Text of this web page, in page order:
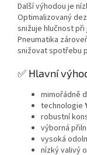
Další výhodou je
Optimalizovaný
snižuje hlučnost
Pneumatika
snižovat spotřebu
✅ Hlavní
mimořádně
technologie
robustní
výborná
vysoká
nízký valivý